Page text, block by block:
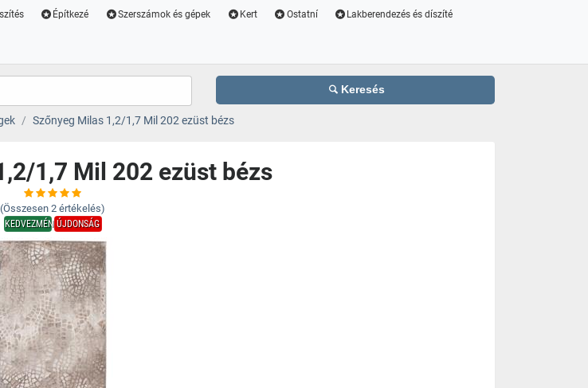
Építkezé Szerszámok és gépek Kert Ostatní Lakberendezés és díszíté
Keresés
Szőnyeg Milas 1,2/1,7 Mil 202 ezüst bézs
1,7 Mil 202 ezüst bézs
(Összesen 2 értékelés)
KEDVEZMÉNYÚJDONSÁG